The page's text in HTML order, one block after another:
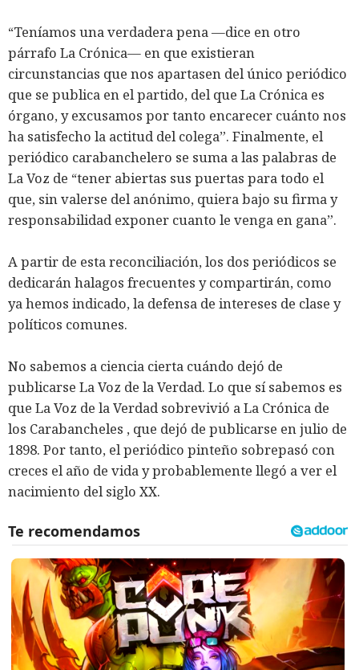
“Teníamos una verdadera pena —dice en otro
párrafo La Crónica— en que existieran
circunstancias que nos apartasen del único periódico
que se publica en el partido, del que La Crónica es
órgano, y excusamos por tanto encarecer cuánto nos
ha satisfecho la actitud del colega”. Finalmente, el
periódico carabanchelero se suma a las palabras de
La Voz de “tener abiertas sus puertas para todo el
que, sin valerse del anónimo, quiera bajo su firma y
responsabilidad exponer cuanto le venga en gana”.
A partir de esta reconciliación, los dos periódicos se
dedicarán halagos frecuentes y compartirán, como
ya hemos indicado, la defensa de intereses de clase y
políticos comunes.
No sabemos a ciencia cierta cuándo dejó de
publicarse La Voz de la Verdad. Lo que sí sabemos es
que La Voz de la Verdad sobrevivió a La Crónica de
los Carabancheles , que dejó de publicarse en julio de
1898. Por tanto, el periódico pinteño sobrepasó con
creces el año de vida y probablemente llegó a ver el
nacimiento del siglo XX.